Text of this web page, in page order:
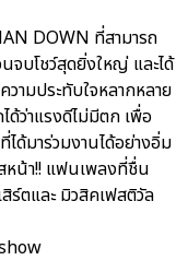
DOWN ที่สามารถ
บโชว์สุดยิ่งใหญ่ และได้
ามประทับใจหลากหลาย
ว่าแรงดีไม่มีตก เพื่อ
ด้มาร่วมงานได้อย่างอิ่ม
หน้า!! แฟนเพลงที่ชื่น
ตและ มิวสิคเฟสติวัล